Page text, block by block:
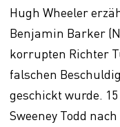
Hugh Wheeler
Benjamin Barker
korrupten Richter
falschen
geschickt wurde.
Sweeney Todd